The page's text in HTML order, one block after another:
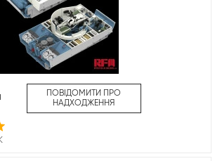
ПОВІДОМИТИ ПРО
НАДХОДЖЕННЯ